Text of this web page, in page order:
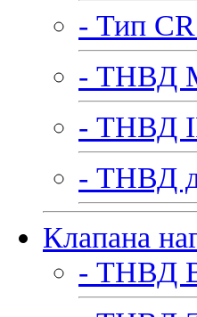
- Тип
- ТНВД
- ТНВД
- ТНВД
Клапана
- ТНВД